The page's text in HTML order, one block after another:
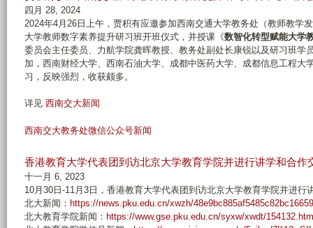
四月 28, 2024
2024年4月26日上午，贾积有应邀参加西南交通大学教务处（教师教学
大学教师数字素养提升研习班开班仪式，并授课《数智化转型赋能大学
委员会主任委员、力航学院龚晖教授、教务处副处长康锐以及研习班学
加，西南财经大学、西南石油大学、成都中医药大学、成都信息工程大
习，反映强烈，收获颇多。
详见 西南交大新闻
西南交大教务处微信公众号新闻
香港教育大学代表团到访北京大学教育学院并进行讲学和合作
十一月 6, 2023
10月30日-11月3日，香港教育大学代表团到访北京大学教育学院并进行
北大新闻： https://news.pku.edu.cn/xwzh/
北大教育学院新闻： https://www.gse.pku.edu.cn/syxw/xwdt/154132.htm